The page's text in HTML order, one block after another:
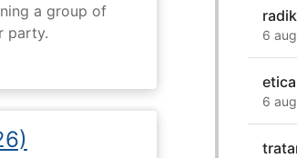
a group of
party.
6
6